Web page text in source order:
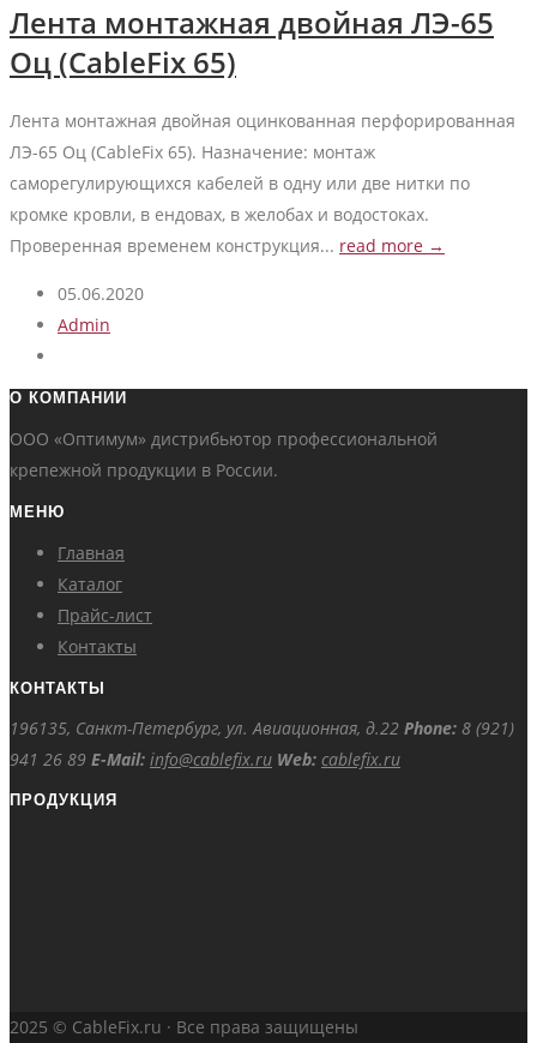
Лента монтажная двойная ЛЭ-65
Оц (CableFix 65)
Лента монтажная двойная оцинкованная перфорированная
ЛЭ-65 Оц (CableFix 65). Назначение: монтаж
саморегулирующихся кабелей в одну или две нитки по
кромке кровли, в ендовах, в желобах и водостоках.
Проверенная временем конструкция... read more →
05.06.2020
Admin
О КОМПАНИИ
ООО «Оптимум» дистрибьютор профессиональной
крепежной продукции в России.
МЕНЮ
Главная
Каталог
Прайс-лист
Контакты
КОНТАКТЫ
196135, Санкт-Петербург, ул. Авиационная, д.22 Phone: 8 (921)
941 26 89 E-Mail: info@cablefix.ru Web: cablefix.ru
ПРОДУКЦИЯ
2025 © СableFix.ru · Все права защищены